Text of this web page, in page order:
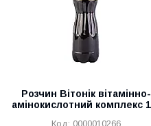
Розчин Вітонік вітамінно-
амінокислотний комплекс
0000010266